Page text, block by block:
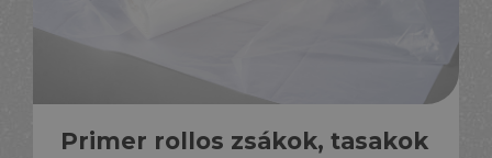
Primer rollos zsákok, tasakok